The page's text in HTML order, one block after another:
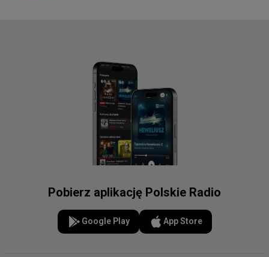
Pobierz aplikację Polskie Radio
Google Play App Store